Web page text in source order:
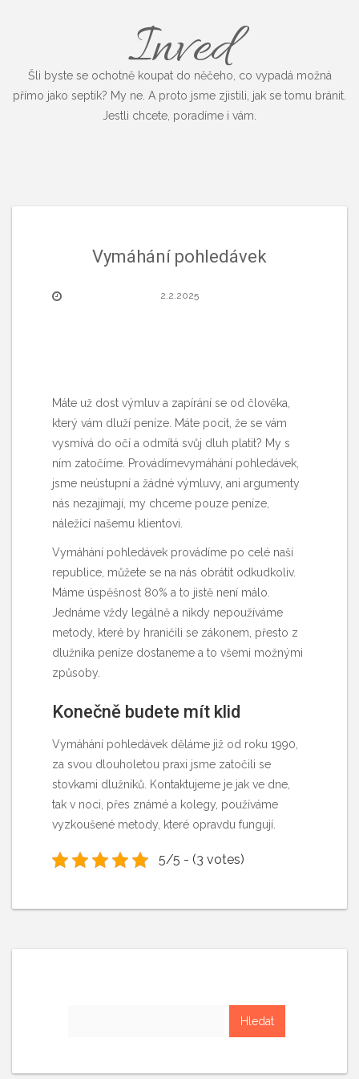
Inved
Šli byste se ochotně koupat do něčeho, co vypadá možná
přímo jako septik? My ne. A proto jsme zjistili, jak se tomu bránit.
Jestli chcete, poradíme i vám.
Vymáhání pohledávek
2.2.2025
Máte už dost výmluv a zapírání se od člověka,
který vám dluží peníze. Máte pocit, že se vám
vysmívá do očí a odmítá svůj dluh platit? My s
ním zatočíme. Provádímevymáhání pohledávek,
jsme neústupní a žádné výmluvy, ani argumenty
nás nezajímají, my chceme pouze peníze,
náležící našemu klientovi.
Vymáhání pohledávek provádíme po celé naší
republice, můžete se na nás obrátit odkudkoliv.
Máme úspěšnost 80% a to jistě není málo.
Jednáme vždy legálně a nikdy nepoužíváme
metody, které by hraničili se zákonem, přesto z
dlužníka peníze dostaneme a to všemi možnými
způsoby.
Konečně budete mít klid
Vymáhání pohledávek děláme již od roku 1990,
za svou dlouholetou praxi jsme zatočili se
stovkami dlužníků. Kontaktujeme je jak ve dne,
tak v noci, přes známé a kolegy, používáme
vyzkoušené metody, které opravdu fungují.
5/5 - (3 votes)